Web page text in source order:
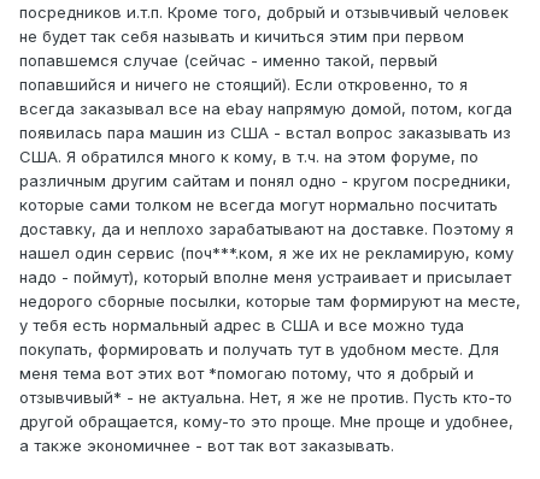
посредников и.т.п. Кроме того, добрый и отзывчивый человек
не будет так себя называть и кичиться этим при первом
попавшемся случае (сейчас - именно такой, первый
попавшийся и ничего не стоящий). Если откровенно, то я
всегда заказывал все на ebay напрямую домой, потом, когда
появилась пара машин из США - встал вопрос заказывать из
США. Я обратился много к кому, в т.ч. на этом форуме, по
различным другим сайтам и понял одно - кругом посредники,
которые сами толком не всегда могут нормально посчитать
доставку, да и неплохо зарабатывают на доставке. Поэтому я
нашел один сервис (поч***.ком, я же их не рекламирую, кому
надо - поймут), который вполне меня устраивает и присылает
недорого сборные посылки, которые там формируют на месте,
у тебя есть нормальный адрес в США и все можно туда
покупать, формировать и получать тут в удобном месте. Для
меня тема вот этих вот *помогаю потому, что я добрый и
отзывчивый* - не актуальна. Нет, я же не против. Пусть кто-то
другой обращается, кому-то это проще. Мне проще и удобнее,
а также экономичнее - вот так вот заказывать.